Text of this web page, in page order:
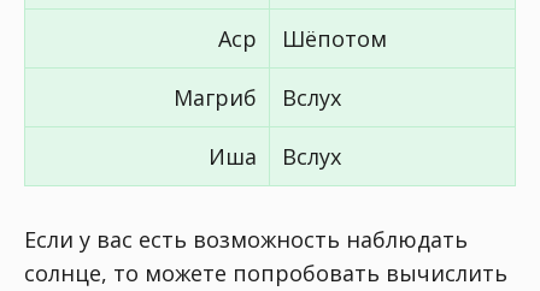
Аср Шёпотом
Магриб Вслух
Иша Вслух
Если у вас есть возможность наблюдать
солнце, то можете попробовать вычислить